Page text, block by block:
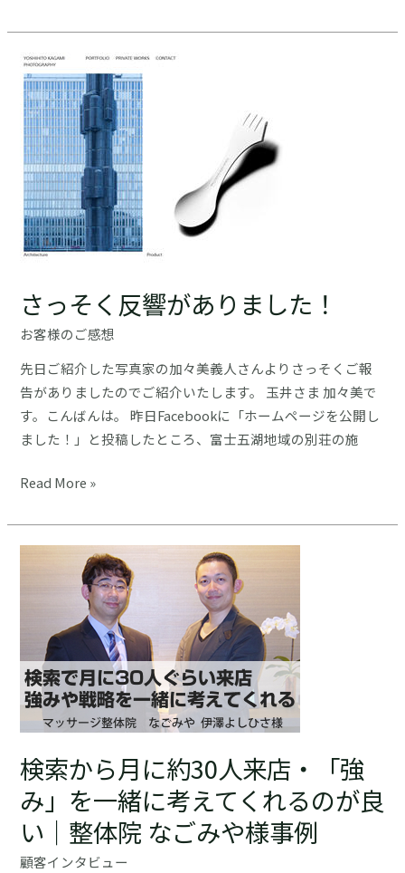
ム
ペ
ー
ジ
制
作
の
ゴ
ー
ル
集
客」
と
一
貫
し
て
し
く
山
オ
オ
パ
シ
ー
治
さっそく反響がありました！
お客様のご感想
先日ご紹介した写真家の加々美義人さんよりさっそくご報
告がありましたのでご紹介いたします。 玉井さま 加々美で
す。こんばんは。 昨日Facebookに「ホームページを公開し
ました！」と投稿したところ、富士五湖地域の別荘の施
さ
そ
く
り
ま
Read More »
検索から月に約30人来店・「強
み」を一緒に考えてくれるのが良
い｜整体院 なごみや様事例
顧客インタビュー